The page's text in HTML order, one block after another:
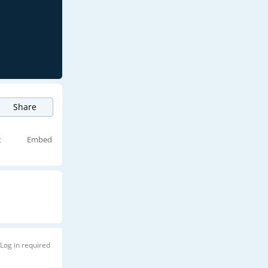
Share
Embed
Log in required